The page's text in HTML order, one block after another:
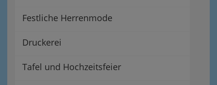
Festliche Herrenmode
Druckerei
Tafel und Hochzeitsfeier